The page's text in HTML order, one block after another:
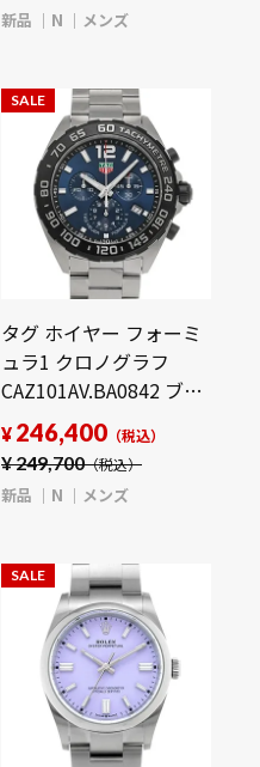
新品 N メンズ
SALE
タグ ホイヤー フォーミ
ュラ1 クロノグラフ
CAZ101AV.BA0842 ブル
ー メンズ 時計 【新品】
【wristwatch】
¥249,700（税込）
¥ 246,400 （税込）
新品 N メンズ
SALE